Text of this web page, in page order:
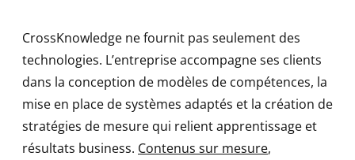
CrossKnowledge ne fournit pas seulement des
technologies. L’entreprise accompagne ses clients
dans la conception de modèles de compétences, la
mise en place de systèmes adaptés et la création de
stratégies de mesure qui relient apprentissage et
résultats business. Contenus sur mesure,